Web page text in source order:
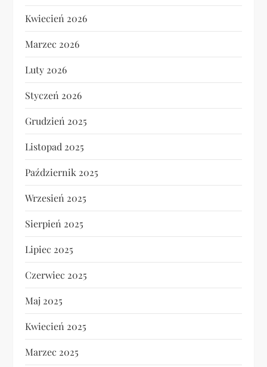
Kwiecień 2026
Marzec 2026
Luty 2026
Styczeń 2026
Grudzień 2025
Listopad 2025
Październik 2025
Wrzesień 2025
Sierpień 2025
Lipiec 2025
Czerwiec 2025
Maj 2025
Kwiecień 2025
Marzec 2025